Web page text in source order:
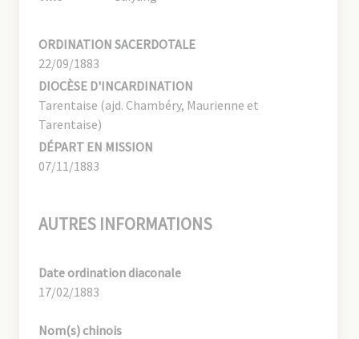
ORDINATION SACERDOTALE
22/09/1883
DIOCÈSE D'INCARDINATION
Tarentaise (ajd. Chambéry, Maurienne et
Tarentaise)
DÉPART EN MISSION
07/11/1883
AUTRES INFORMATIONS
Date ordination diaconale
17/02/1883
Nom(s) chinois